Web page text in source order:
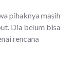
pihaknya masih
Dia belum bisa
rencana